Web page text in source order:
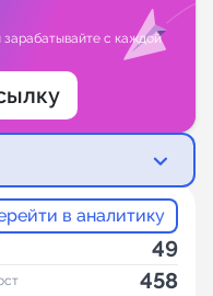
с каждой
в аналитику
49
458